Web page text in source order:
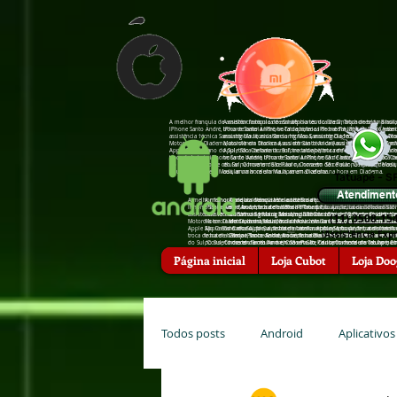
A melhor franquia de assistência técnica de Smartphones do Brasil,
IPhone Santo André, troca de bateria IPhone Tatuapé, troca de
assistência †écnica Sansumg Mauá, assistência †écnica Sansumg
Motorola em Diadema, assistência †écnica Asus em Santo André,
Apple São Caetano do Sul, troca de bateria zenfone tatuapé, troca
troca de bateria iPhone Santo André, troca de bateria iPhone São
do Sul, Conserto de celular na hora em São Paulo, Conserto de
celular na hora em Mauá, arrumar celular na hora em Diadema.
A melhor franquia de assistência técnica de Smartphones do Brasil, Troca de tela
IPhone Santo André, troca de bateria IPhone Tatuapé, troca de bateria IPhone
assistência †écnica Sansumg Mauá, assistência †écnica Sansumg Diadema,
Motorola em Diadema, assistência †écnica Asus em Santo André, assistência
Apple São Caetano do Sul, troca de bateria zenfone tatuapé, troca de bateria
troca de bateria iPhone Santo André, troca de bateria iPhone São Caetano do
do Sul, Conserto de celular na hora em São Paulo, Conserto de celular na hora
celular na hora em Mauá, arrumar celular na hora em Diadema.
A melhor franquia de assistência técnica de Smartphones do
em Mauá, troca de bateria IPhone Santo André, troca de bateria
assistência †écnica Sansumg São Bernardo do Campo,
Motorola em Mauá, assistência †écnica Motorola em Diadema,
†écnica Apple, assistência †écnica Apple Santo André,
Campo, troca de bateria zenfone Diadema, troca de bateria
hora em Santo André, Conserto de celular na hora em Tatuapé,
Diadema, arrumar celular na hora em Santo André, arrumar
A melhor franquia de assistência técnica de Smartphones do Brasil, Troca
IPhone Santo André, troca de bateria IPhone Tatuapé, troca de bateria
assistência †écnica Sansumg Mauá, assistência †écnica Sansumg
Motorola em Diadema, assistência †écnica Asus em Santo André,
Apple São Caetano do Sul, troca de bateria zenfone tatuapé, troca de
troca de bateria iPhone Santo André, troca de bateria iPhone São
do Sul, Conserto de celular na hora em São Paulo, Conserto de celular na
celular na hora em Mauá, arrumar celular na hora em Diadema.
A melhor franquia de assistência técnica de Smartphones do Brasil, Troca de tela na
IPhone Santo André, troca de bateria IPhone Tatuapé, troca de bateria IPhone São
assistência †écnica Sansumg Mauá, assistência †écnica Sansumg Diadema, assistência
Motorola em Diadema, assistência †écnica Asus em Santo André, assistência †écnica
Apple São Caetano do Sul, troca de bateria zenfone tatuapé, troca de bateria zenfone
troca de bateria iPhone Santo André, troca de bateria iPhone São Caetano do Sul,
do Sul, Conserto de celular na hora em São Paulo, Conserto de celular na hora em
celular na hora em Mauá, arrumar celular na hora em Diadema.
Tatuapé -
(11) 3508-
(Assis†ência
Página inicial Loja Cubot Loja
Todos posts Android Aplicativos